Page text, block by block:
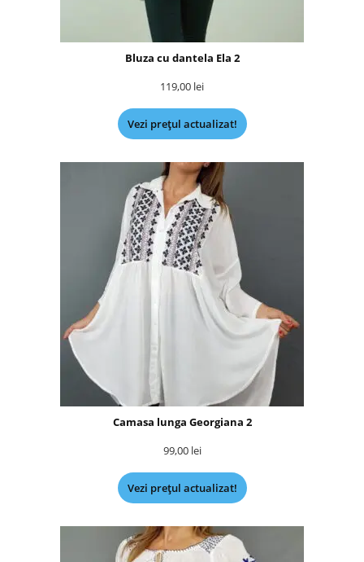
Bluza cu dantela Ela 2
119,00 lei
Vezi prețul actualizat!
Camasa lunga Georgiana 2
99,00 lei
Vezi prețul actualizat!